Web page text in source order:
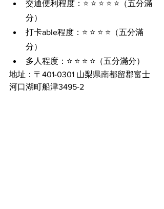
交通便利程度：⭐️ ⭐️ ⭐️ ⭐️ ⭐️（五分滿
分）
打卡able程度：⭐️ ⭐️ ⭐️ ⭐️（五分滿
分）
多人程度：⭐️ ⭐️ ⭐️ ⭐️（五分滿分）
地址：〒401-0301 山梨県南都留郡富士
河口湖町船津3495-2